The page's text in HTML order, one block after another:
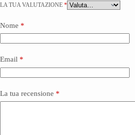
LA TUA VALUTAZIONE *
Nome *
Email *
La tua recensione *